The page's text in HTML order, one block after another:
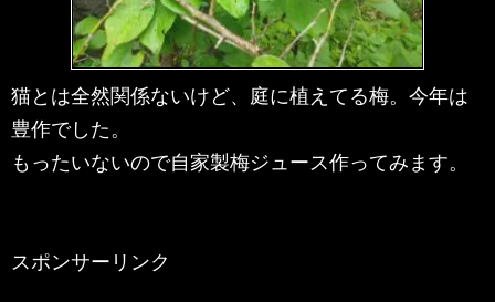
猫とは全然関係ないけど、庭に植えてる梅。今年は
豊作でした。
もったいないので自家製梅ジュース作ってみます。
スポンサーリンク